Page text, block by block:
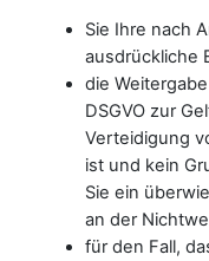
Sie Ihre nach
ausdrückliche
die
DSGVO zur
Verteidigung
ist und kein
Sie ein
an der
für den Fall,